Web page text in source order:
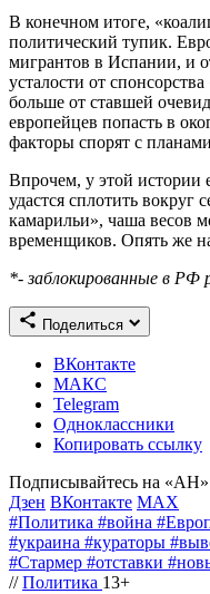
В конечном итоге,
политический тупик.
мигрантов в Испании, и
усталости от
больше от ставшей
европейцев попасть в
факторы спорят с
Впрочем, у этой истории
удастся сплотить вокруг
камарильи», чаша весов
временщиков. Опять же
*- заблокированные в РФ
Поделиться
ВКонтакте
МАКС
Telegram
Одноклассники
Копировать ссылку
Подписывайтесь на
Дзен ВКонтакте МАХ
#Политика #война #
#украина #кураторы #
#Стармер #отставки #
// Политика 13+